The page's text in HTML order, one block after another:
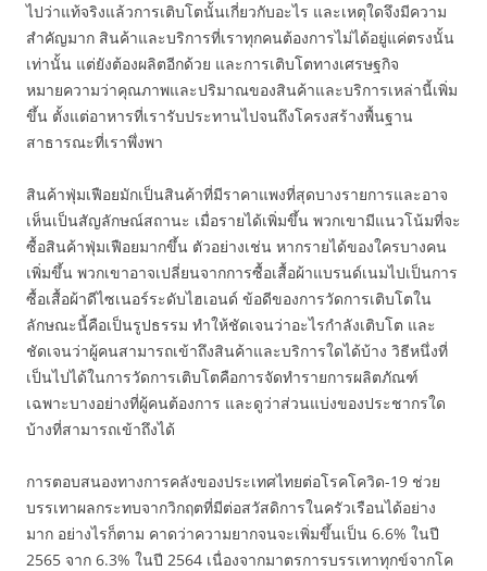
ไปว่าแท้จริงแล้วการเติบโตนั้นเกี่ยวกับอะไร และเหตุใดจึงมีความ
สำคัญมาก สินค้าและบริการที่เราทุกคนต้องการไม่ได้อยู่แค่ตรงนั้น
เท่านั้น แต่ยังต้องผลิตอีกด้วย และการเติบโตทางเศรษฐกิจ
หมายความว่าคุณภาพและปริมาณของสินค้าและบริการเหล่านี้เพิ่ม
ขึ้น ตั้งแต่อาหารที่เรารับประทานไปจนถึงโครงสร้างพื้นฐาน
สาธารณะที่เราพึ่งพา
สินค้าฟุ่มเฟือยมักเป็นสินค้าที่มีราคาแพงที่สุดบางรายการและอาจ
เห็นเป็นสัญลักษณ์สถานะ เมื่อรายได้เพิ่มขึ้น พวกเขามีแนวโน้มที่จะ
ซื้อสินค้าฟุ่มเฟือยมากขึ้น ตัวอย่างเช่น หากรายได้ของใครบางคน
เพิ่มขึ้น พวกเขาอาจเปลี่ยนจากการซื้อเสื้อผ้าแบรนด์เนมไปเป็นการ
ซื้อเสื้อผ้าดีไซเนอร์ระดับไฮเอนด์ ข้อดีของการวัดการเติบโตใน
ลักษณะนี้คือเป็นรูปธรรม ทำให้ชัดเจนว่าอะไรกำลังเติบโต และ
ชัดเจนว่าผู้คนสามารถเข้าถึงสินค้าและบริการใดได้บ้าง วิธีหนึ่งที่
เป็นไปได้ในการวัดการเติบโตคือการจัดทำรายการผลิตภัณฑ์
เฉพาะบางอย่างที่ผู้คนต้องการ และดูว่าส่วนแบ่งของประชากรใด
บ้างที่สามารถเข้าถึงได้
การตอบสนองทางการคลังของประเทศไทยต่อโรคโควิด-19 ช่วย
บรรเทาผลกระทบจากวิกฤตที่มีต่อสวัสดิการในครัวเรือนได้อย่าง
มาก อย่างไรก็ตาม คาดว่าความยากจนจะเพิ่มขึ้นเป็น 6.6% ในปี
2565 จาก 6.3% ในปี 2564 เนื่องจากมาตรการบรรเทาทุกข์จากโค